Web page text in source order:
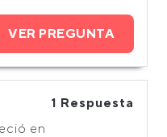
VER PREGUNTA
1 Respuesta
en